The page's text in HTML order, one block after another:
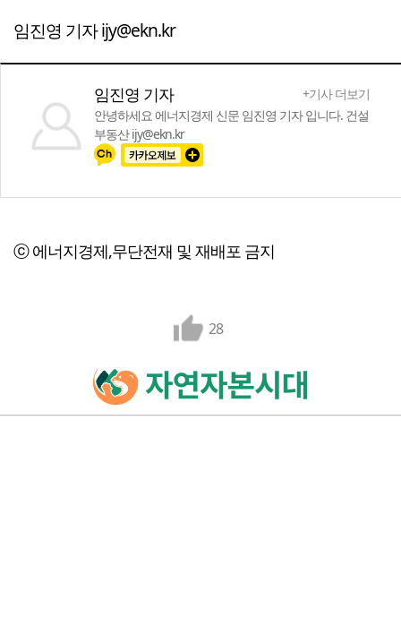
임진영 기자 ijy@ekn.kr
임진영 기자
+기사 더보기
안녕하세요 에너지경제 신문 임진영 기자 입니다. 건설
부동산 ijy@ekn.kr
ⓒ 에너지경제,무단전재 및 재배포 금지
28